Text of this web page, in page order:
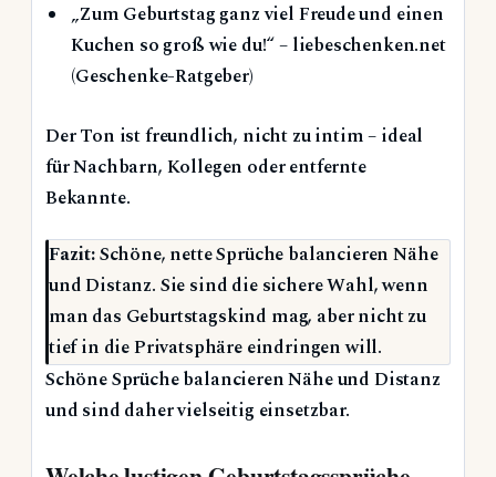
„Zum Geburtstag ganz viel Freude und einen
Kuchen so groß wie du!“ – liebeschenken.net
(Geschenke-Ratgeber)
Der Ton ist freundlich, nicht zu intim – ideal
für Nachbarn, Kollegen oder entfernte
Bekannte.
Fazit:Schöne, nette Sprüche balancieren Nähe
und Distanz. Sie sind die sichere Wahl, wenn
man das Geburtstagskind mag, aber nicht zu
tief in die Privatsphäre eindringen will.
Schöne Sprüche balancieren Nähe und Distanz
und sind daher vielseitig einsetzbar.